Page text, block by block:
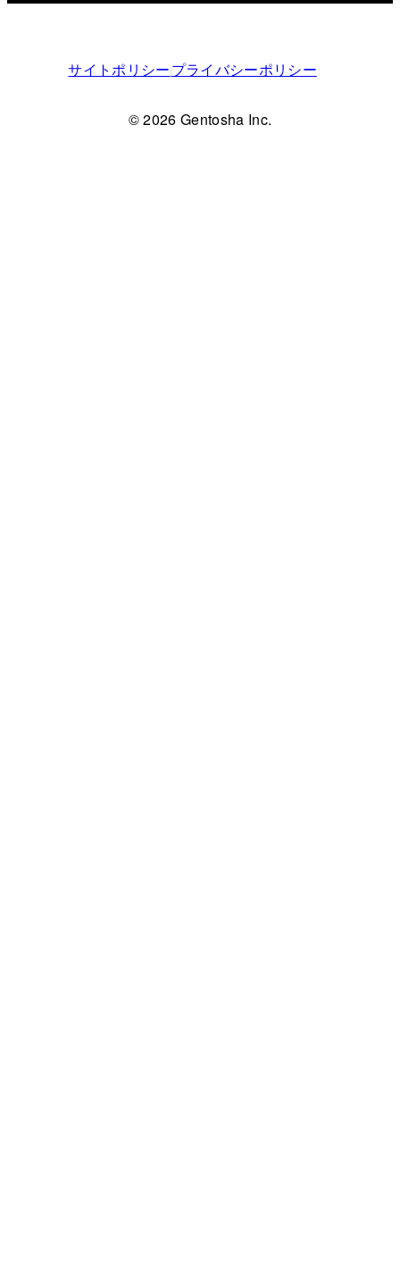
サイトポリシープライバシーポリシー
© 2026 Gentosha Inc.